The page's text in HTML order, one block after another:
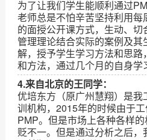
为了让我们学生能顺利通过
老师总是不怕辛苦坚持利用
的面授公开课方式，生动、
管理理论结合实际的案例及
解，授予学生学习方法和思
和方法，通过几个月的自身学
4.来自北京的王同学：
优培东方（原广州慧翔）是
训机构，2015年的时候由于
PMP。但是市场上各种各样
贬不一。但是通过分析之后